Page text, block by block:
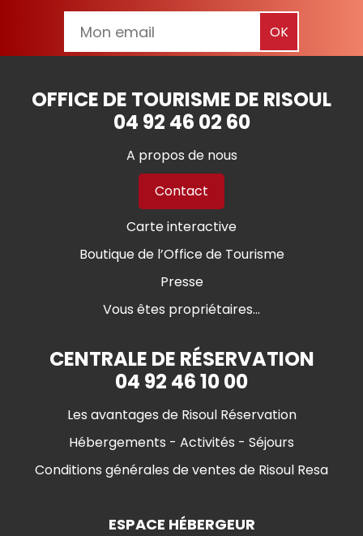
OFFICE DE TOURISME DE RISOUL
04 92 46 02 60
A propos de nous
Contact
Carte interactive
Boutique de l’Office de Tourisme
Presse
Vous êtes propriétaires...
CENTRALE DE RÉSERVATION
04 92 46 10 00
Les avantages de Risoul Réservation
Hébergements - Activités - Séjours
Conditions générales de ventes de Risoul Resa
ESPACE HÉBERGEUR